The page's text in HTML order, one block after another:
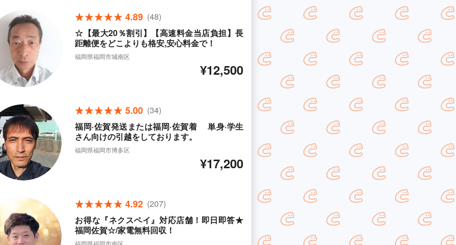
4.89 (48)
☆【最大20％割引】【高速料金当店負担】長
距離便をどこよりも格安,安心料金で！
福岡県福岡市城南区
¥12,500
5.00 (34)
福岡·佐賀発送または福岡·佐賀着 単身·学生
さん向けの引越をしております。
福岡県福岡市博多区
¥17,200
4.92 (207)
お得な『ネクスペイ』対応店舗！即日即答★
福岡佐賀☆/家電無料回収！
福岡県福岡市南区